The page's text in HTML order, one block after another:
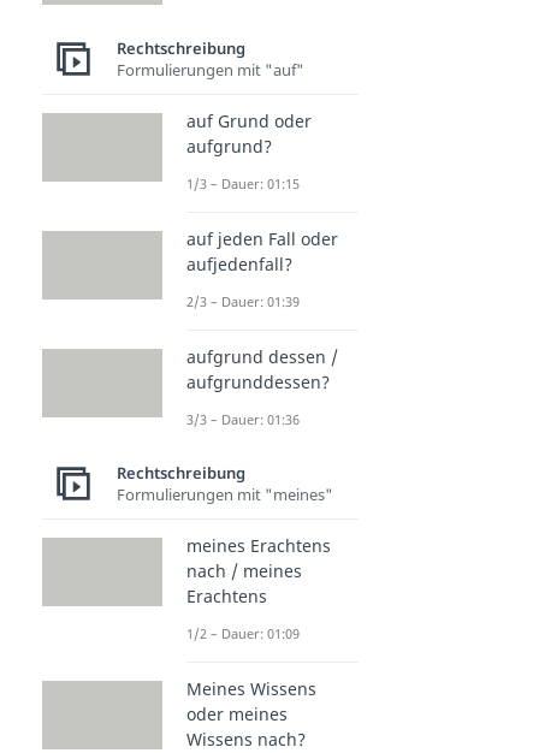
Rechtschreibung
Formulierungen mit "auf"
auf Grund oder
aufgrund?
1/3 – Dauer: 01:15
auf jeden Fall oder
aufjedenfall?
2/3 – Dauer: 01:39
aufgrund dessen /
aufgrunddessen?
3/3 – Dauer: 01:36
Rechtschreibung
Formulierungen mit "meines"
meines Erachtens
nach / meines
Erachtens
1/2 – Dauer: 01:09
Meines Wissens
oder meines
Wissens nach?